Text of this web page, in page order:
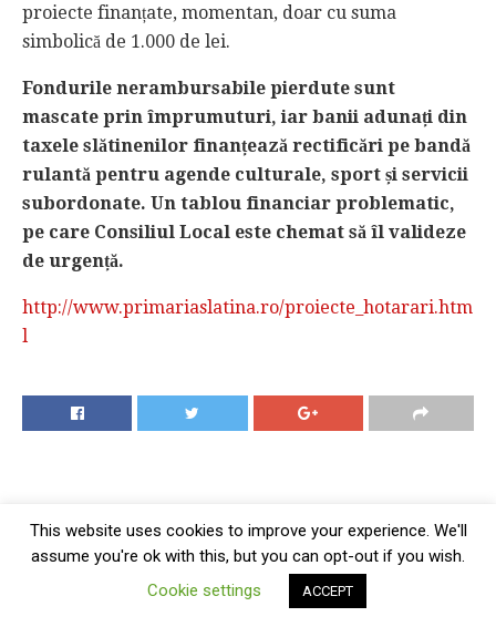
proiecte finanțate, momentan, doar cu suma
simbolică de 1.000 de lei.
Fondurile nerambursabile pierdute sunt
mascate prin împrumuturi, iar banii adunați din
taxele slătinenilor finanțează rectificări pe bandă
rulantă pentru agende culturale, sport și servicii
subordonate. Un tablou financiar problematic,
pe care Consiliul Local este chemat să îl valideze
de urgență.
http://www.primariaslatina.ro/proiecte_hotarari.htm
l
Ultimele Stiri
This website uses cookies to improve your experience. We'll
assume you're ok with this, but you can opt-out if you wish.
Cookie settings
ACCEPT